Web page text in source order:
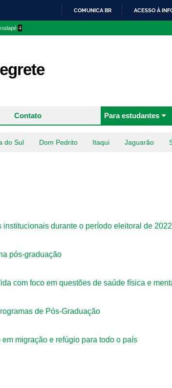
COMUNICA BR ACESSO À
4
Contato Para estudantes
do Sul Dom Pedrito Itaqui Jaguarão
durante o período eleitoral de 2022
pós-graduação
com foco em questões de saúde física e
de Pós-Graduação
migração e refúgio para todo o país